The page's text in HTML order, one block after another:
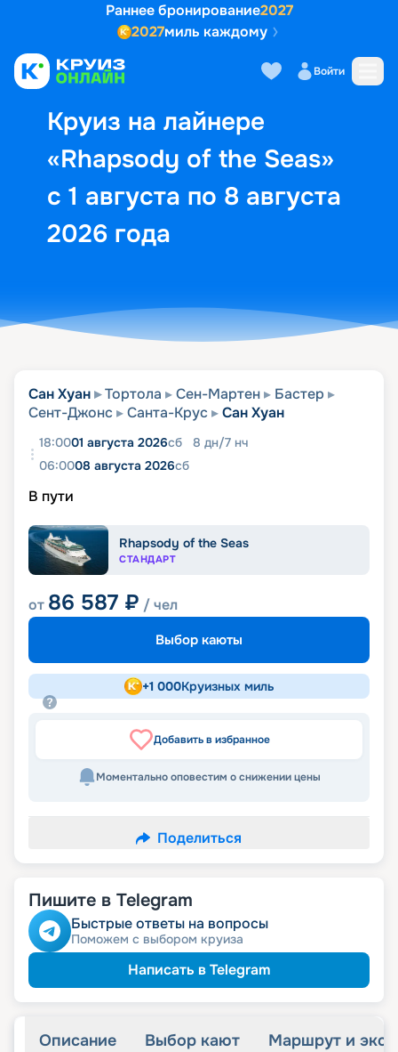
Раннее бронирование2027
2027миль каждому
Войти
Круиз на лайнере
«Rhapsody of the Seas»
с 1 августа по 8 августа
2026 года
Выбор кают Маршрут и
Сан Хуан Тортола Сен-Мартен
Бастер
Сент-Джонс
Санта-Крус Сан Хуан
18:0001 августа 2026сб 8 дн/7 нч
06:0008 августа 2026сб
В пути
Rhapsody of the Seas
СТАНДАРТ
от 86 587 ₽ / чел
Выбор каюты
+1 000Круизных миль
Добавить в избранное
Моментально оповестим о снижении цены
Поделиться
Пишите в Telegram
Быстрые ответы на вопросы
Поможем с выбором круиза
Написать в Telegram
Описание Выбор кают Маршрут и